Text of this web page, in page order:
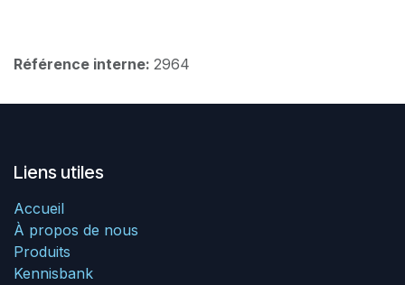
Référence interne: 2964
Liens utiles
Accueil
À propos de nous
Produits
Kennisbank